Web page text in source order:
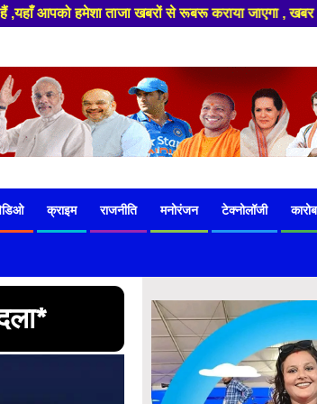
जाएगा , खबर और विज्ञापन के लिए संपर्क करे +91
क्राइम राजनीति मनोरंजन टेक्नोलॉजी